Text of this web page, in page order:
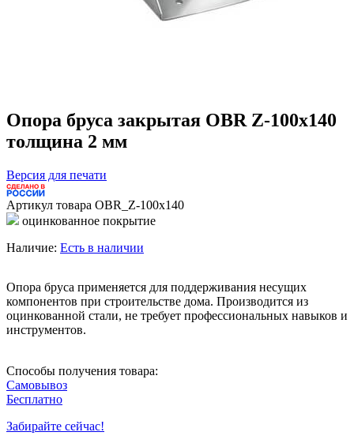
Опора бруса закрытая OBR Z-100х140
толщина 2 мм
Версия для печати
Артикул товара OBR_Z-100х140
оцинкованное покрытие
Наличие: Есть в наличии
Опора бруса применяется для поддерживания несущих
компонентов при строительстве дома. Производится из
оцинкованной стали, не требует профессиональных навыков и
инструментов.
Способы получения товара:
Самовывоз
Бесплатно
Забирайте сейчас!